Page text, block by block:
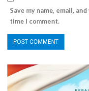
Save my name, email,
time I comment.